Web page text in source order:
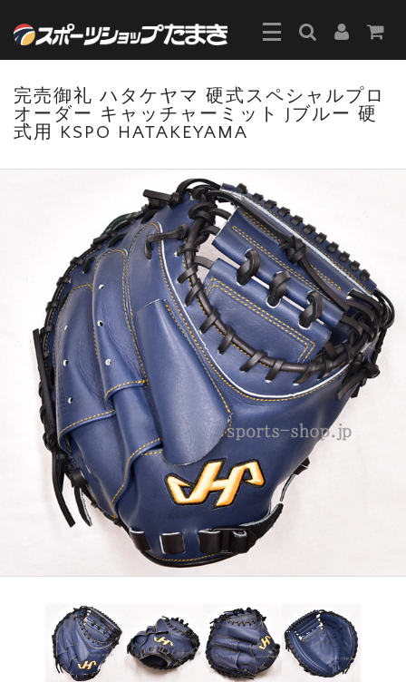
完売御礼 ハタケヤマ 硬式スペシャルプロ
オーダー キャッチャーミット Jブルー 硬
式用 KSPO HATAKEYAMA